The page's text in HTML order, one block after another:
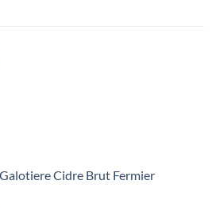
Cidre Brut Fermier